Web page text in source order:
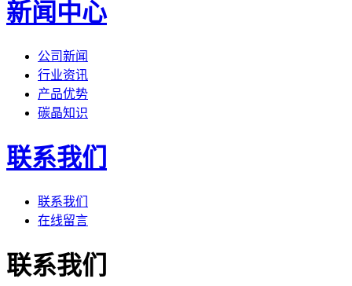
新闻中心
公司新闻
行业资讯
产品优势
碳晶知识
联系我们
联系我们
在线留言
联系我们